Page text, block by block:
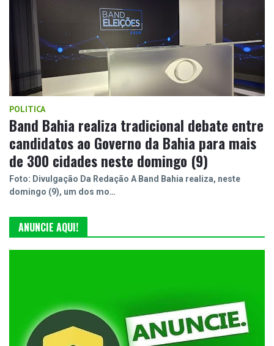
POLITICA
Band Bahia realiza tradicional debate entre
candidatos ao Governo da Bahia para mais
de 300 cidades neste domingo (9)
Foto: Divulgação Da Redação A Band Bahia realiza, neste
domingo (9), um dos mo…
ANUNCIE AQUI!